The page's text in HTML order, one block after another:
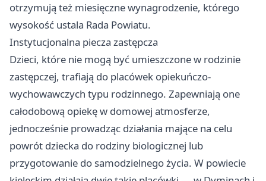
otrzymują też miesięczne wynagrodzenie, którego
wysokość ustala Rada Powiatu.
Instytucjonalna piecza zastępcza
Dzieci, które nie mogą być umieszczone w rodzinie
zastępczej, trafiają do placówek opiekuńczo-
wychowawczych typu rodzinnego. Zapewniają one
całodobową opiekę w domowej atmosferze,
jednocześnie prowadząc działania mające na celu
powrót dziecka do rodziny biologicznej lub
przygotowanie do samodzielnego życia. W powiecie